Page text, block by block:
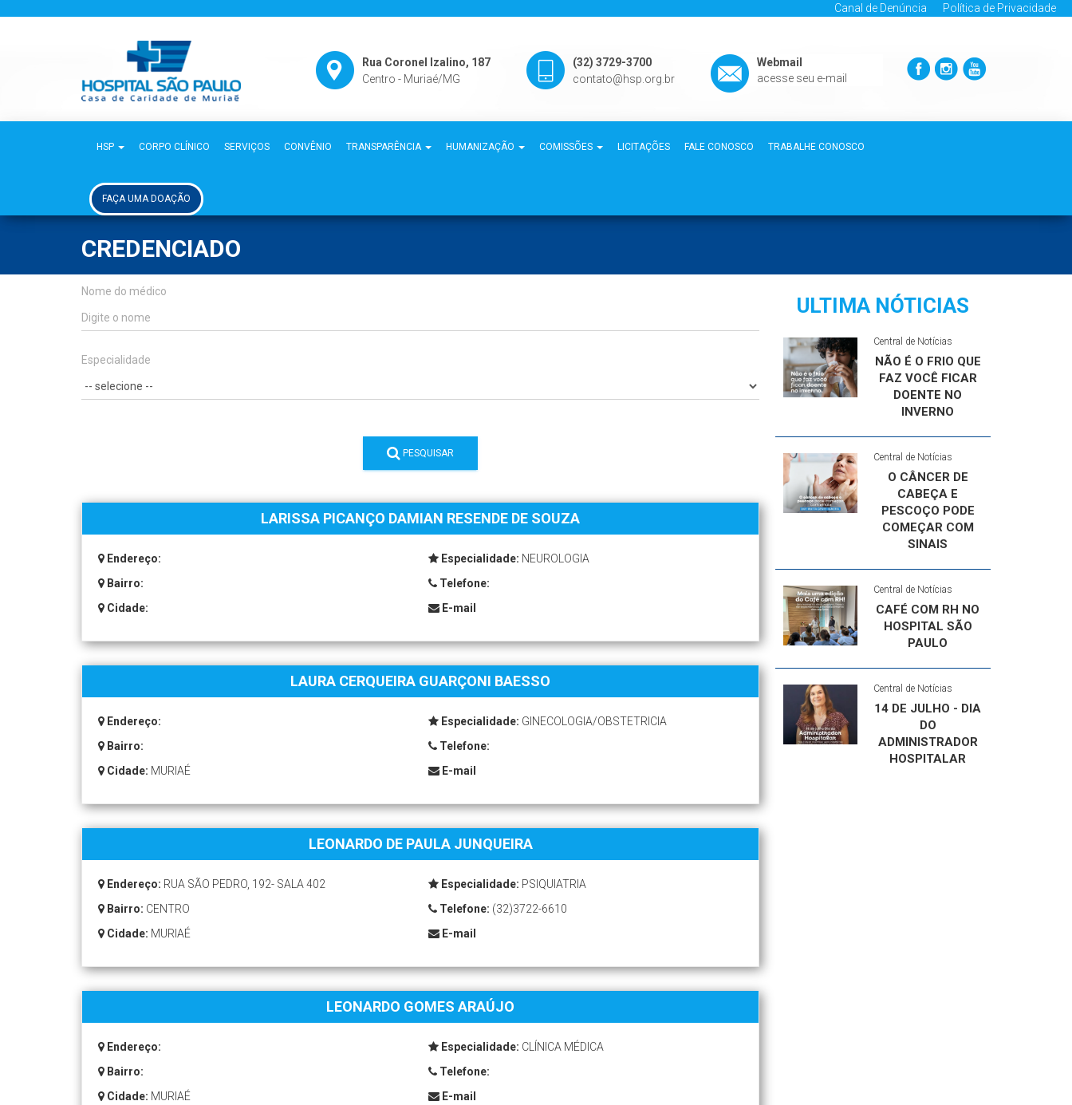
Canal de Denúncia Política de Privacidade
Rua Coronel Izalino, 187
Centro - Muriaé/MG
(32) 3729-3700
contato@hsp.org.br
Webmail
acesse seu e-mail
HSP CORPO CLÍNICO SERVIÇOS CONVÊNIO TRANSPARÊNCIA HUMANIZAÇÃO COMISSÕES LICITAÇÕES FALE CONOSCO TRABALHE CONOSCO
FAÇA UMA DOAÇÃO
CREDENCIADO
Nome do médico
Especialidade
PESQUISAR
LARISSA PICANÇO DAMIAN RESENDE DE SOUZA
Endereço:
Bairro:
Cidade:
Especialidade: NEUROLOGIA
Telefone:
E-mail
LAURA CERQUEIRA GUARÇONI BAESSO
Endereço:
Bairro:
Cidade: MURIAÉ
Especialidade: GINECOLOGIA/OBSTETRICIA
Telefone:
E-mail
LEONARDO DE PAULA JUNQUEIRA
Endereço: RUA SÃO PEDRO, 192- SALA 402
Bairro: CENTRO
Cidade: MURIAÉ
Especialidade: PSIQUIATRIA
Telefone: (32)3722-6610
E-mail
LEONARDO GOMES ARAÚJO
Endereço:
Bairro:
Cidade: MURIAÉ
Especialidade: CLÍNICA MÉDICA
Telefone:
E-mail
ULTIMA NÓTICIAS
Central de Notícias
NÃO É O FRIO QUE
FAZ VOCÊ FICAR
DOENTE NO
INVERNO
Central de Notícias
O CÂNCER DE
CABEÇA E
PESCOÇO PODE
COMEÇAR COM
SINAIS
Central de Notícias
CAFÉ COM RH NO
HOSPITAL SÃO
PAULO
Central de Notícias
14 DE JULHO - DIA
DO
ADMINISTRADOR
HOSPITALAR